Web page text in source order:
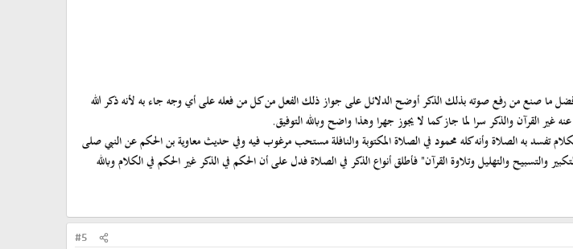
ما صنع من رفع صوته بذلك الذكر أوضح الدلائل على جواز ذلك الفعل من كل من فعله على أي وجه جاء به لأنه ذكر الله
غير القرآن والذكر سرا لما جاز كما لا يجوز جهرا وهذا واضح وبالله التوفيق.
تفسد به الصلاة وأنه كله محمود في الصلاة المكتوبة والنافلة مستحب مرغوب فيه وفي حديث معاوية بن الحكم عن النبي صلى
والتسبيح والتهليل وتلاوة القرآن" فأطلق أنواع الذكر في الصلاة فدل على أن الحكم في الذكر غير الحكم في الكلام وبالله
#5